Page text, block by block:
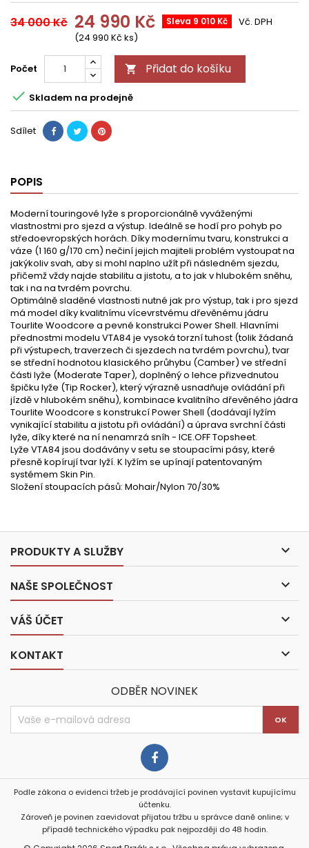
34 000 Kč 24 990 Kč Sleva 9 010 Kč
(24 990 Kč ks)
Vč. DPH
Počet  Přidat do košíku
 Skladem na prodejně
Sdílet
POPIS
Moderní touringové lyže s proporcionálně vyváženými
vlastnostmi pro sjezd a výstup. Ideálně se hodí pro pohyb po
středoevropských horách. Díky modernímu tvaru, konstrukci a
váze (1 160 g/170 cm) nečiní jejich majiteli problém vystoupat na
jakýkoliv svah, aby si mohl naplno užít při následném sjezdu,
přičemž vždy najde stabilitu a jistotu, a to jak v hlubokém sněhu,
tak i na na tvrdém povrchu.
Optimálně sladěné vlastnosti nutné jak pro výstup, tak i pro sjezd
má model díky kvalitnímu vícevrstvému dřevěnému jádru
Tourlite Woodcore a pevné konstrukci Power Shell. Hlavními
přednostmi modelu VTA84 je vysoká torzní tuhost (tolik žádaná
při výstupech, traverzech či sjezdech na tvrdém povrchu), tvar
se střední hodnotou klasického průhybu (Camber) ve střední
části lyže (Moderate Taper), doplněný o lehce přizvednutou
špičku lyže (Tip Rocker), který výrazně usnadňuje ovládání při
jízdě v hlubokém sněhu), kombinace kvalitního dřevěného jádra
Tourlite Woodcore s konstrukcí Power Shell (dodávají lyžím
vynikající stabilitu a jistotu při ovládání) a úprava svrchní části
lyže, díky které na ní nenamrzá sníh - ICE.OFF Topsheet.
Lyže VTA84 jsou dodávány v setu se stoupacími pásy, které
přesně kopírují tvar lyží. K lyžím se upínají patentovaným
systémem Skin Pin.
Složení stoupacích pásů: Mohair/Nylon 70/30%
PRODUKTY A SLUŽBY 
NAŠE SPOLEČNOST 
VÁŠ ÚČET 
KONTAKT 
ODBĚR NOVINEK
Podle zákona o evidenci tržeb je prodávající povinen vystavit kupujícímu
účtenku.
Zároveň je povinen zaevidovat přijatou tržbu u správce daně online; v
případě technického výpadku pak nejpozději do 48 hodin.